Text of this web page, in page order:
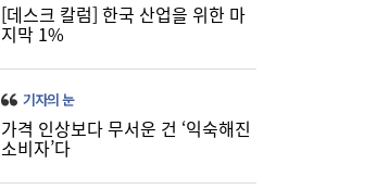
[데스크 칼럼] 한국 산업을 위한 마
지막 1%
기자의 눈
가격 인상보다 무서운 건 ‘익숙해진
소비자’다